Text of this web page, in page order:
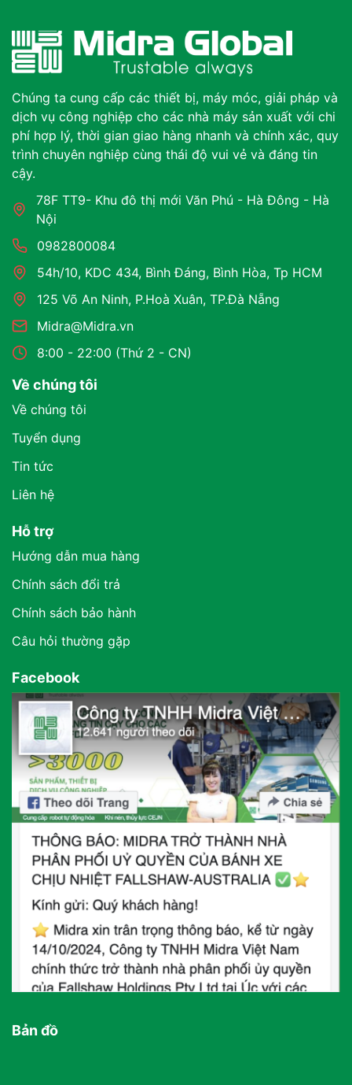
Chúng ta cung cấp các thiết bị, máy móc, giải pháp và
dịch vụ công nghiệp cho các nhà máy sản xuất với chi
phí hợp lý, thời gian giao hàng nhanh và chính xác, quy
trình chuyên nghiệp cùng thái độ vui vẻ và đáng tin
cậy.
78F TT9- Khu đô thị mới Văn Phú - Hà Đông - Hà
Nội
0982800084
54h/10, KDC 434, Bình Đáng, Bình Hòa, Tp HCM
125 Võ An Ninh, P.Hoà Xuân, TP.Đà Nẵng
Midra@Midra.vn
8:00 - 22:00 (Thứ 2 - CN)
Về chúng tôi
Về chúng tôi
Tuyển dụng
Tin tức
Liên hệ
Hỗ trợ
Hướng dẫn mua hàng
Chính sách đổi trả
Chính sách bảo hành
Câu hỏi thường gặp
Facebook
Bản đồ